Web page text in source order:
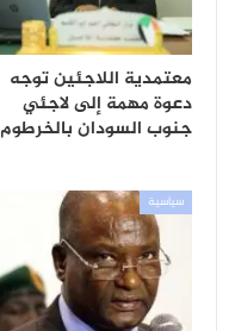
معتمدية اللاجئين توجه
دعوة مهمة إلى لاجئي
جنوب السودان بالخرطوم
سياسية